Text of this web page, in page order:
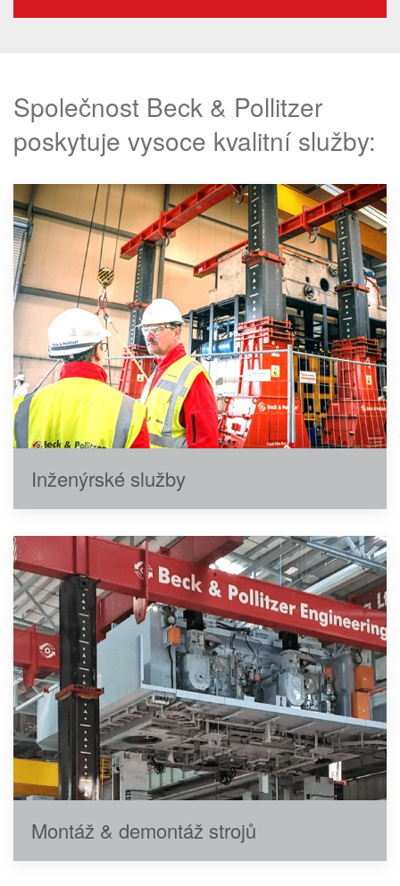
Společnost Beck & Pollitzer
poskytuje vysoce kvalitní služby:
Inženýrské služby
Montáž & demontáž strojů